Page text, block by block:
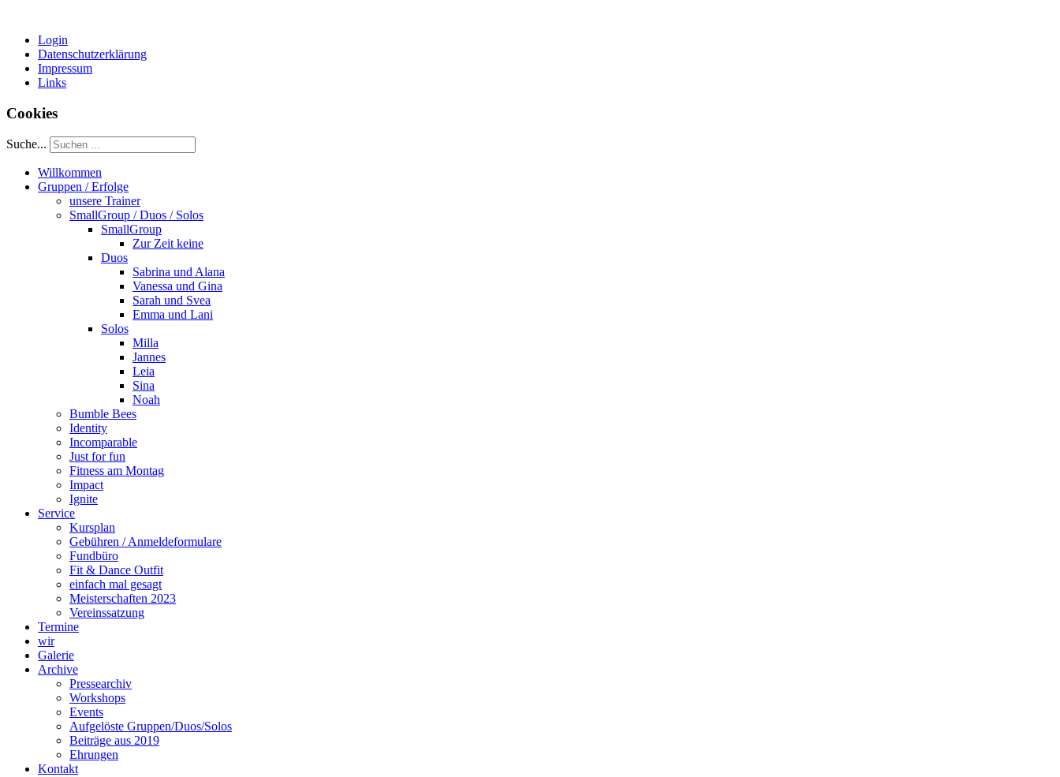
Login
Datenschutzerklärung
Impressum
Links
Cookies
Suche...
Willkommen
Gruppen / Erfolge
unsere Trainer
SmallGroup / Duos / Solos
SmallGroup
Zur Zeit keine
Duos
Sabrina und Alana
Vanessa und Gina
Sarah und Svea
Emma und Lani
Solos
Milla
Jannes
Leia
Sina
Noah
Bumble Bees
Identity
Incomparable
Just for fun
Fitness am Montag
Impact
Ignite
Service
Kursplan
Gebühren / Anmeldeformulare
Fundbüro
Fit & Dance Outfit
einfach mal gesagt
Meisterschaften 2023
Vereinssatzung
Termine
wir
Galerie
Archive
Pressearchiv
Workshops
Events
Aufgelöste Gruppen/Duos/Solos
Beiträge aus 2019
Ehrungen
Kontakt